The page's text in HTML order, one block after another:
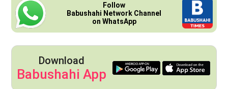
Follow
Babushahi Network Channel
on WhatsApp
Download
Babushahi App